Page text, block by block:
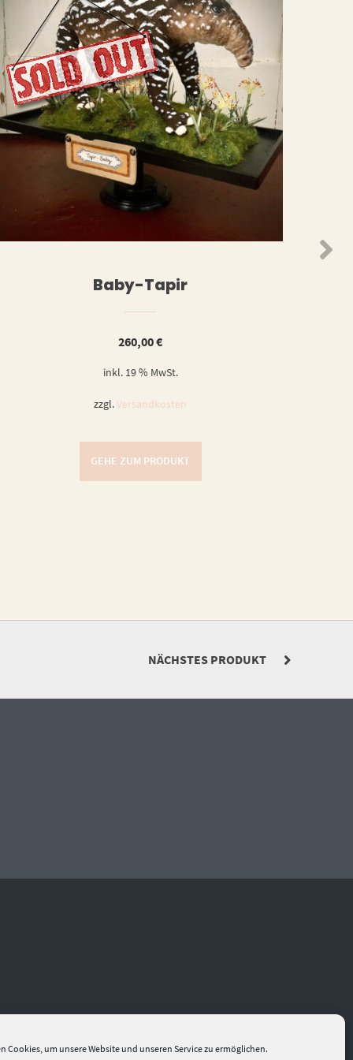
Cookies, um unsere Website und unseren Service zu ermöglichen.
Baby-Tapir
260,00€
inkl. 19 % MwSt.
zzgl.Versandkosten
GEHE ZUM PRODUKT
NÄCHSTES PRODUKT